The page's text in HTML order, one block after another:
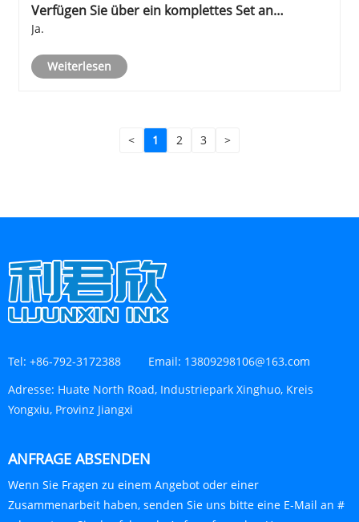
Verfügen Sie über ein komplettes Set an
Druckfarbenprodukten?
Ja.
Weiterlesen
< 1 2 3 >
Tel: +86-792-3172388 Email: 13809298106@163.com
Adresse: Huate North Road, Industriepark Xinghuo, Kreis
Yongxiu, Provinz Jiangxi
ANFRAGE ABSENDEN
Wenn Sie Fragen zu einem Angebot oder einer
Zusammenarbeit haben, senden Sie uns bitte eine E-Mail an #